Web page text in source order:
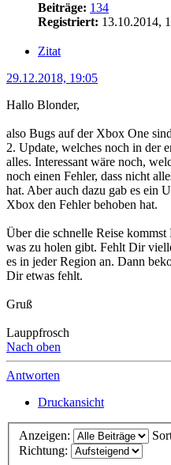
Beiträge: 134
Registriert: 13.10.2014,
Zitat
29.12.2018, 19:05
Hallo Blonder,
also Bugs auf der Xbox One
2. Update, welches noch in der
alles. Interessant wäre noch,
noch einen Fehler, dass nicht
hat. Aber auch dazu gab es ein
Xbox den Fehler behoben hat.
Über die schnelle Reise
was zu holen gibt. Fehlt Dir
es in jeder Region an. Dann
Dir etwas fehlt.
Gruß
Lauppfrosch
Nach oben
Antworten
Druckansicht
Anzeigen:
Richtung: